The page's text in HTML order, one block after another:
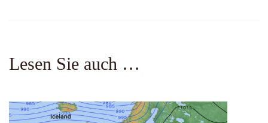
Lesen Sie auch …